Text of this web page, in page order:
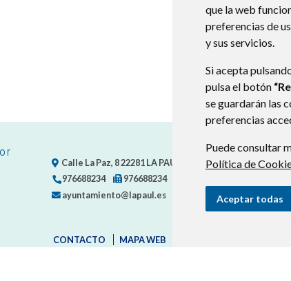
que la web
preferencias de
y sus servicios.
Si acepta
pulsa el botón
se guardarán las
preferencias
Puede consultar
Política de
Aceptar todas
Calle La Paz, 822281LA PAUL - ARAGÓN(ESPAÑA)
976688234
976688234
ayuntamiento@lapaul.es
CONTACTO MAPA WEB